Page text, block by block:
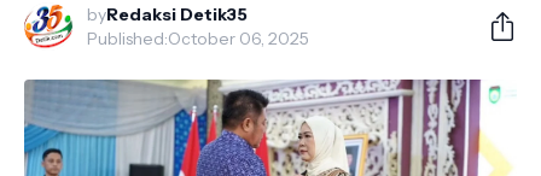
byRedaksi Detik35
Published:October 06, 2025